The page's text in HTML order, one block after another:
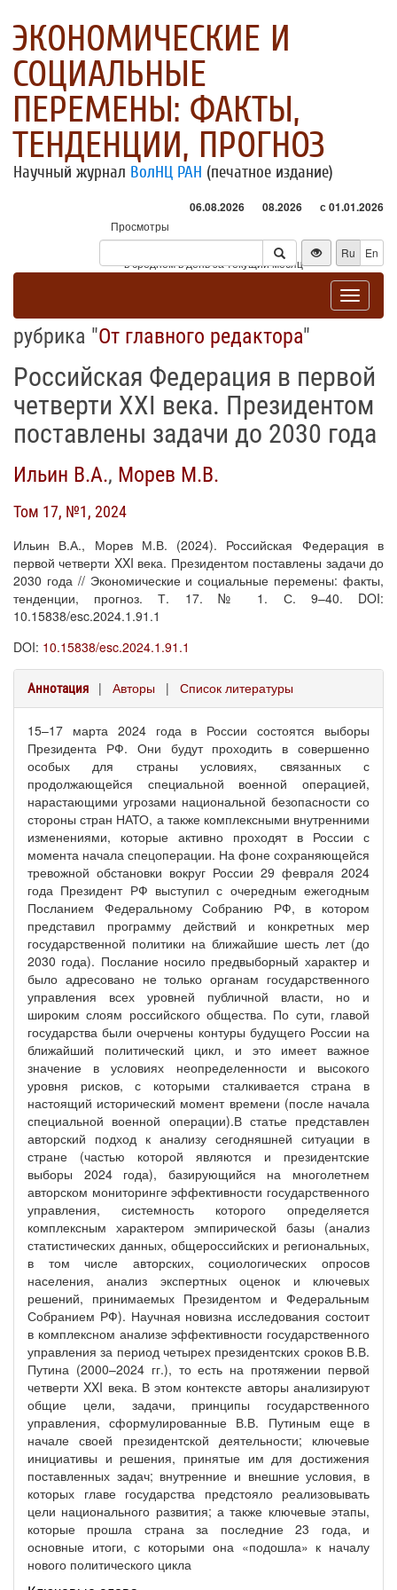
ЭКОНОМИЧЕСКИЕ И
СОЦИАЛЬНЫЕ
ПЕРЕМЕНЫ: ФАКТЫ,
ТЕНДЕНЦИИ, ПРОГНОЗ
Научный журнал ВолНЦ РАН (печатное издание)
06.08.2026 08.2026 с 01.01.2026
Просмотры
Посетители
* - в среднем в день за текущий месяц
Ru En
Toggle
рубрика "От главного редактора"
Российская Федерация в первой
четверти XXI века. Президентом
поставлены задачи до 2030 года
Ильин В.А., Морев М.В.
Том 17, №1, 2024
Ильин В.А., Морев М.В. (2024). Российская Федерация в
первой четверти XXI века. Президентом поставлены задачи до
2030 года // Экономические и социальные перемены: факты,
тенденции, прогноз. Т. 17. № 1. С. 9–40. DOI:
10.15838/esc.2024.1.91.1
DOI: 10.15838/esc.2024.1.91.1
Аннотация | Авторы | Список литературы
15–17 марта 2024 года в России состоятся выборы
Президента РФ. Они будут проходить в совершенно
особых для страны условиях, связанных с
продолжающейся специальной военной операцией,
нарастающими угрозами национальной безопасности со
стороны стран НАТО, а также комплексными внутренними
изменениями, которые активно проходят в России с
момента начала спецоперации. На фоне сохраняющейся
тревожной обстановки вокруг России 29 февраля 2024
года Президент РФ выступил с очередным ежегодным
Посланием Федеральному Собранию РФ, в котором
представил программу действий и конкретных мер
государственной политики на ближайшие шесть лет (до
2030 года). Послание носило предвыборный характер и
было адресовано не только органам государственного
управления всех уровней публичной власти, но и
широким слоям российского общества. По сути, главой
государства были очерчены контуры будущего России на
ближайший политический цикл, и это имеет важное
значение в условиях неопределенности и высокого
уровня рисков, с которыми сталкивается страна в
настоящий исторический момент времени (после начала
специальной военной операции).В статье представлен
авторский подход к анализу сегодняшней ситуации в
стране (частью которой являются и президентские
выборы 2024 года), базирующийся на многолетнем
авторском мониторинге эффективности государственного
управления, системность которого определяется
комплексным характером эмпирической базы (анализ
статистических данных, общероссийских и региональных,
в том числе авторских, социологических опросов
населения, анализ экспертных оценок и ключевых
решений, принимаемых Президентом и Федеральным
Собранием РФ). Научная новизна исследования состоит
в комплексном анализе эффективности государственного
управления за период четырех президентских сроков В.В.
Путина (2000–2024 гг.), то есть на протяжении первой
четверти XXI века. В этом контексте авторы анализируют
общие цели, задачи, принципы государственного
управления, сформулированные В.В. Путиным еще в
начале своей президентской деятельности; ключевые
инициативы и решения, принятые им для достижения
поставленных задач; внутренние и внешние условия, в
которых главе государства предстояло реализовывать
цели национального развития; а также ключевые этапы,
которые прошла страна за последние 23 года, и
основные итоги, с которыми она «подошла» к началу
нового политического цикла